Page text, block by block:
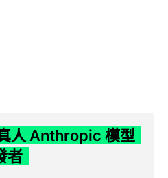
人 Anthropic 模型
者